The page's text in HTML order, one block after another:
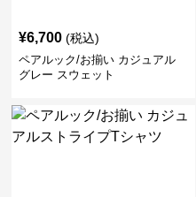
¥6,700 (税込)
ペアルック/お揃い カジュアル
グレー スウェット